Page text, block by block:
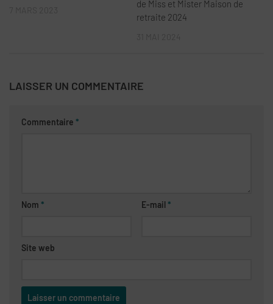
de Miss et Mister Maison de
retraite 2024
LAISSER UN COMMENTAIRE
Commentaire *
Nom * E-mail*
Site web